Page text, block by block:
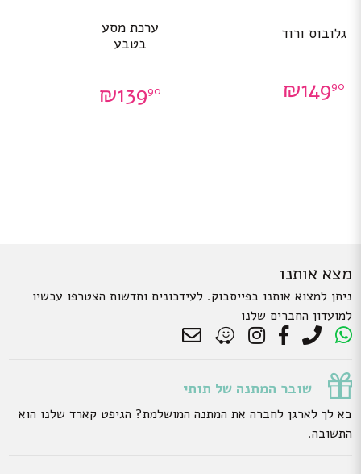
גלובוס ורוד
₪14990
ערכת מסע
בטבע
₪13990
מצא אותנו
ניתן למצוא אותנו בפייסבוק. לעידכונים וחדשות הצטרפו עכשיו
למועדון החברים שלנו
שובר המתנה של תותי
בא לך לארגן לחברה את המתנה המושלמת? הגיפט קארד שלנו הוא
התשובה.